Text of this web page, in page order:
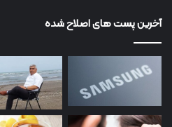
آخرین پست های اصلاح شده